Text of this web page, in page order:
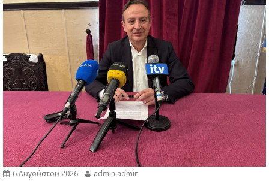
6 Αυγούστου 2026 admin admin